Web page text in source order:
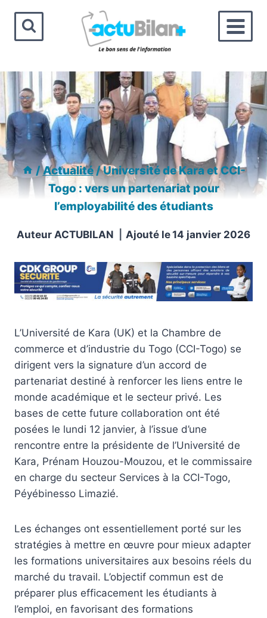
contenu
/Actualité/Université de Kara et CCI-
Togo : vers un partenariat pour
l’employabilité des étudiants
Auteur ACTUBILAN Ajouté le14 janvier 2026
L’Université de Kara (UK) et la Chambre de
commerce et d’industrie du Togo (CCI-Togo) se
dirigent vers la signature d’un accord de
partenariat destiné à renforcer les liens entre le
monde académique et le secteur privé. Les
bases de cette future collaboration ont été
posées le lundi 12 janvier, à l’issue d’une
rencontre entre la présidente de l’Université de
Kara, Prénam Houzou-Mouzou, et le commissaire
en charge du secteur Services à la CCI-Togo,
Péyébinesso Limazié.
Les échanges ont essentiellement porté sur les
stratégies à mettre en œuvre pour mieux adapter
les formations universitaires aux besoins réels du
marché du travail. L’objectif commun est de
préparer plus efficacement les étudiants à
l’emploi, en favorisant des formations